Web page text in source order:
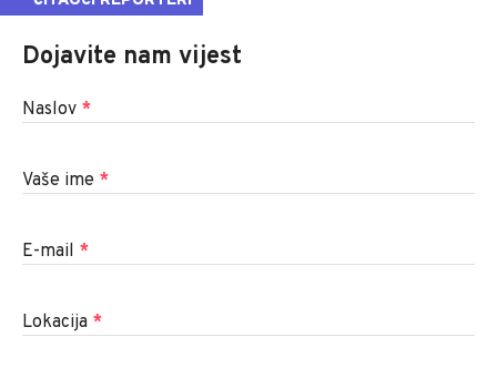
Dojavite nam vijest
Naslov *
Vaše ime *
E-mail *
Lokacija *